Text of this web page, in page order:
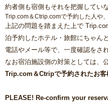
約者側も宿側もそれを把握してい
Trip.com＆Ctrip.comで予約した人や
上記の問題を踏まえた上で
泊予約したホテル・旅館にちゃん
電話やメール等で、一度確認をさ
なお宿泊施設側の対策としては、
Trip.com＆Ctripで予約されたお客
PLEASE! Re-confirm your